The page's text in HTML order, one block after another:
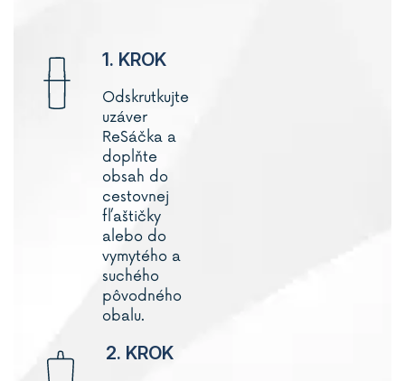
1. KROK
Odskrutkujte
uzáver
ReSáčka a
doplňte
obsah do
cestovnej
fľaštičky
alebo do
vymytého a
suchého
pôvodného
obalu.
2. KROK